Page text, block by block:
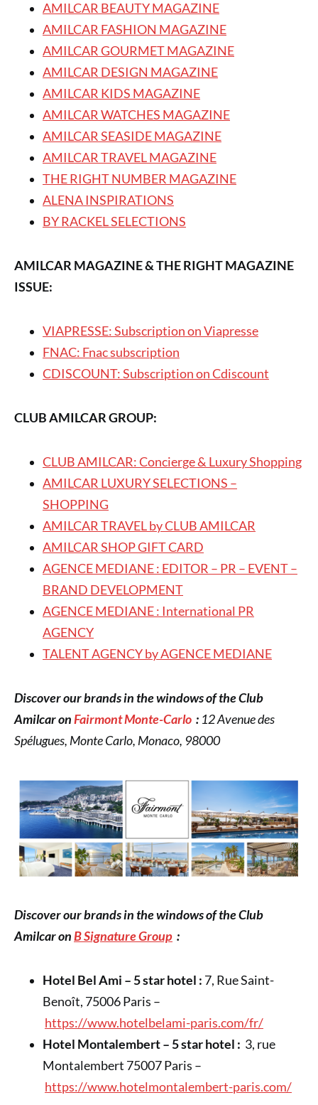
AMILCAR BEAUTY MAGAZINE
AMILCAR FASHION MAGAZINE
AMILCAR GOURMET MAGAZINE
AMILCAR DESIGN MAGAZINE
AMILCAR KIDS MAGAZINE
AMILCAR WATCHES MAGAZINE
AMILCAR SEASIDE MAGAZINE
AMILCAR TRAVEL MAGAZINE
THE RIGHT NUMBER MAGAZINE
ALENA INSPIRATIONS
BY RACKEL SELECTIONS
AMILCAR MAGAZINE & THE RIGHT MAGAZINE
ISSUE:
VIAPRESSE: Subscription on Viapresse
FNAC: Fnac subscription
CDISCOUNT: Subscription on Cdiscount
CLUB AMILCAR GROUP:
CLUB AMILCAR: Concierge & Luxury Shopping
AMILCAR LUXURY SELECTIONS –
SHOPPING
AMILCAR TRAVEL by CLUB AMILCAR
AMILCAR SHOP GIFT CARD
AGENCE MEDIANE : EDITOR – PR – EVENT –
BRAND DEVELOPMENT
AGENCE MEDIANE : International PR
AGENCY
TALENT AGENCY by AGENCE MEDIANE
Discover our brands in the windows of the Club
Amilcar onFairmont Monte-Carlo : 12 Avenue des
Spélugues, Monte Carlo, Monaco, 98000
Discover our brands in the windows of the Club
Amilcar onB Signature Group :
Hotel Bel Ami – 5 star hotel : 7, Rue Saint-
Benoît, 75006 Paris –
https://www.hotelbelami-paris.com/fr/
Hotel Montalembert – 5 star hotel : 3, rue
Montalembert 75007 Paris –
https://www.hotelmontalembert-paris.com/